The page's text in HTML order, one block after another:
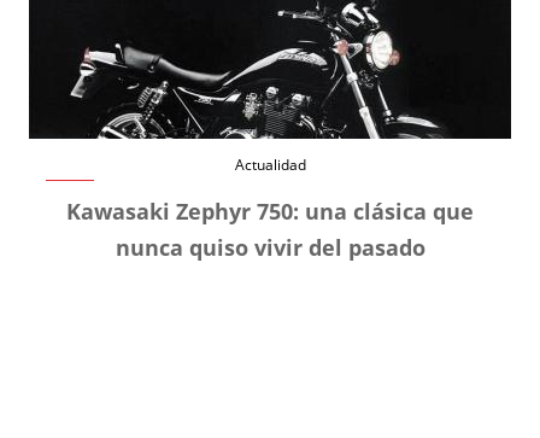
Actualidad
Kawasaki Zephyr 750: una clásica que
nunca quiso vivir del pasado